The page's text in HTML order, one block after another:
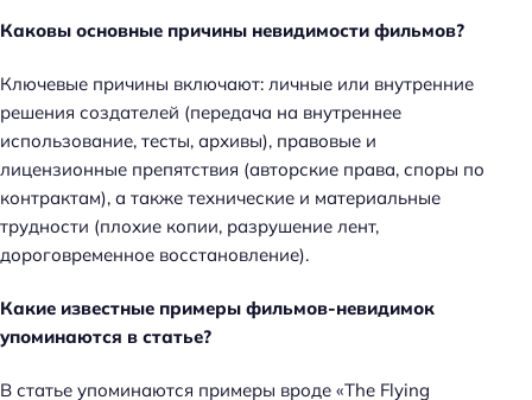
Каковы основные причины невидимости фильмов?
Ключевые причины включают: личные или внутренние
решения создателей (передача на внутреннее
использование, тесты, архивы), правовые и
лицензионные препятствия (авторские права, споры по
контрактам), а также технические и материальные
трудности (плохие копии, разрушение лент,
дороговременное восстановление).
Какие известные примеры фильмов-невидимок
упоминаются в статье?
В статье упоминаются примеры вроде «The Flying